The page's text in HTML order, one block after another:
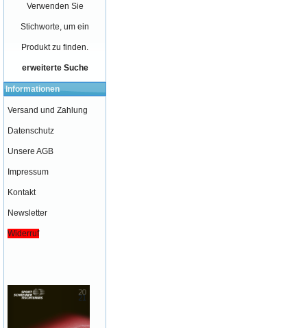
Verwenden Sie
Stichworte, um ein
Produkt zu finden.
erweiterte Suche
Informationen
Versand und Zahlung
Datenschutz
Unsere AGB
Impressum
Kontakt
Newsletter
Widerruf